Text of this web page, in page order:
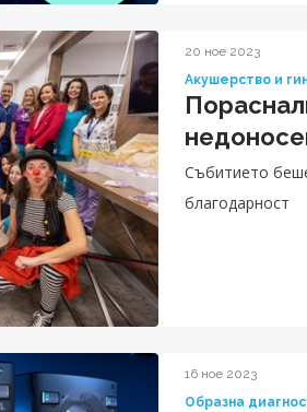
20 ное 2023
Акушерство и
Събитието
благодарност
16 ное 2023
Образна